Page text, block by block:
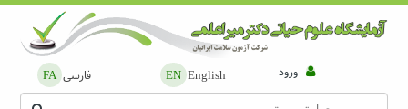
EN English
FA فارسی